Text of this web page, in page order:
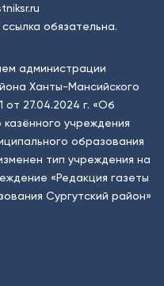
обязательна.
администрации
Ханты-Мансийского
27.04.2024 г. «Об
учреждения
образования
тип учреждения на
«Редакция газеты
Сургутский район»